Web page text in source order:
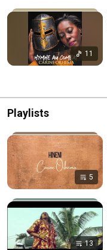
11
Playlists
5
13